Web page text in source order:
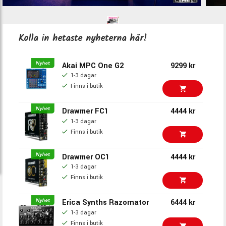
Kolla in hetaste nyheterna här!
Akai MPC One G2
1-3 dagar
Finns i butik
9299 kr
Drawmer FC1
1-3 dagar
Finns i butik
4444 kr
Drawmer OC1
1-3 dagar
Finns i butik
4444 kr
Erica Synths Razornator
1-3 dagar
Finns i butik
6444 kr